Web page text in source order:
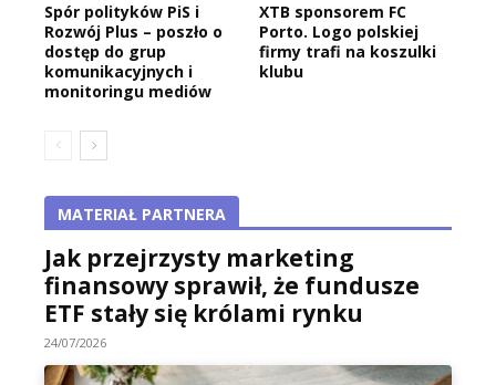
Spór polityków PiS i
Rozwój Plus – poszło o
dostęp do grup
komunikacyjnych i
monitoringu mediów
XTB sponsorem FC
Porto. Logo polskiej
firmy trafi na koszulki
klubu
MATERIAŁ PARTNERA
Jak przejrzysty marketing
finansowy sprawił, że fundusze
ETF stały się królami rynku
24/07/2026